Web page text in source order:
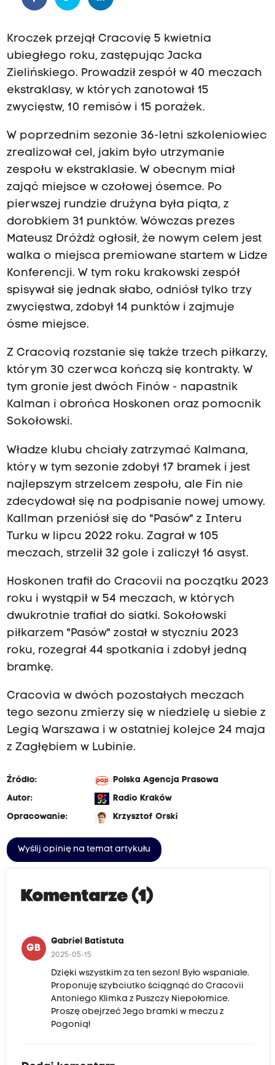
Kroczek przejął Cracovię 5 kwietnia
ubiegłego roku, zastępując Jacka
Zielińskiego. Prowadził zespół w 40 meczach
ekstraklasy, w których zanotował 15
zwycięstw, 10 remisów i 15 porażek.
W poprzednim sezonie 36-letni szkoleniowiec
zrealizował cel, jakim było utrzymanie
zespołu w ekstraklasie. W obecnym miał
zająć miejsce w czołowej ósemce. Po
pierwszej rundzie drużyna była piąta, z
dorobkiem 31 punktów. Wówczas prezes
Mateusz Dróżdż ogłosił, że nowym celem jest
walka o miejsca premiowane startem w Lidze
Konferencji. W tym roku krakowski zespół
spisywał się jednak słabo, odniósł tylko trzy
zwycięstwa, zdobył 14 punktów i zajmuje
ósme miejsce.
Z Cracovią rozstanie się także trzech piłkarzy,
którym 30 czerwca kończą się kontrakty. W
tym gronie jest dwóch Finów - napastnik
Kalman i obrońca Hoskonen oraz pomocnik
Sokołowski.
Władze klubu chciały zatrzymać Kalmana,
który w tym sezonie zdobył 17 bramek i jest
najlepszym strzelcem zespołu, ale Fin nie
zdecydował się na podpisanie nowej umowy.
Kallman przeniósł się do "Pasów" z Interu
Turku w lipcu 2022 roku. Zagrał w 105
meczach, strzelił 32 gole i zaliczył 16 asyst.
Hoskonen trafił do Cracovii na początku 2023
roku i wystąpił w 54 meczach, w których
dwukrotnie trafiał do siatki. Sokołowski
piłkarzem "Pasów" został w styczniu 2023
roku, rozegrał 44 spotkania i zdobył jedną
bramkę.
Cracovia w dwóch pozostałych meczach
tego sezonu zmierzy się w niedzielę u siebie z
Legią Warszawa i w ostatniej kolejce 24 maja
z Zagłębiem w Lubinie.
Źródło:
Polska Agencja Prasowa
Autor:
Radio Kraków
Opracowanie:
Krzysztof Orski
Wyślij opinię na temat artykułu
Komentarze (1)
GB
Gabriel Batistuta
2025-05-15
Dzięki wszystkim za ten sezon! Było wspaniale.
Proponuję szybciutko ściągnąć do Cracovii
Antoniego Klimka z Puszczy Niepołomice.
Proszę obejrzeć Jego bramki w meczu z
Pogonią!